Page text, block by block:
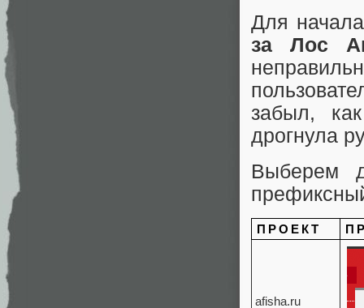
Для
за Лос
забыл,
дрогнула
Выберем
ПРОЕКТ
afisha.ru